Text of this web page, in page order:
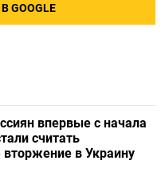
GOOGLE
впервые с начала
считать
в Украину